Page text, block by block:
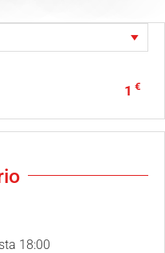
1 €
18:00